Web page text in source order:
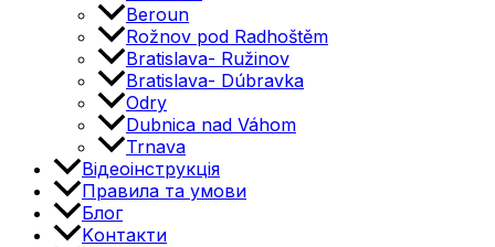
Beroun
Rožnov pod Radhoštěm
Bratislava- Ružinov
Bratislava- Dúbravka
Odry
Dubnica nad Váhom
Trnava
Відеоінструкція
Правила та умови
Блог
Kонтакти